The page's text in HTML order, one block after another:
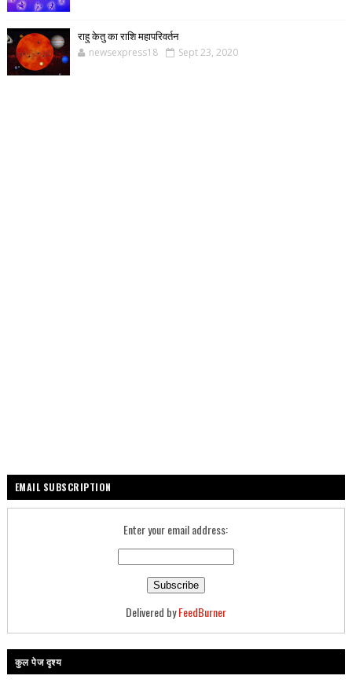
राहु केतु का राशि महापरिवर्तन
newsexpress18 Sept 23, 2020
EMAIL SUBSCRIPTION
Enter your email address:
Delivered byFeedBurner
कुल पेज दृश्य